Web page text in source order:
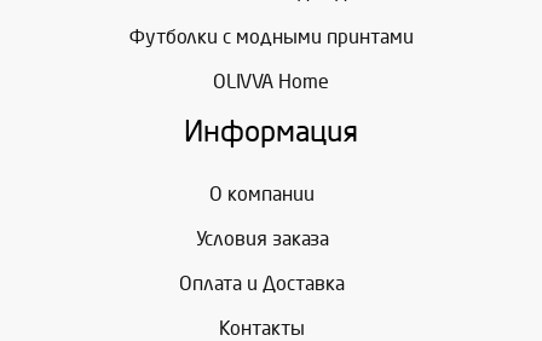
Футболки с модными принтами
OLIVVA Home
Информация
О компании
Условия заказа
Оплата и Доставка
Контакты